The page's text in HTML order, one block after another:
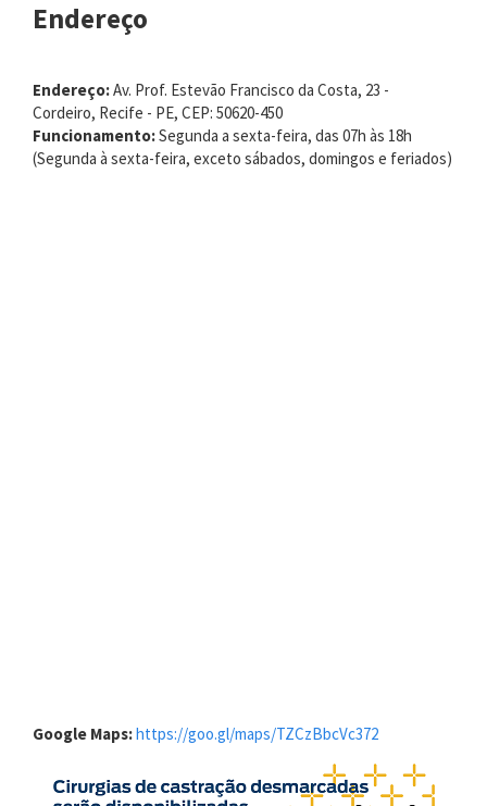
Endereço
Endereço:Av. Prof. Estevão Francisco da Costa, 23 -
Cordeiro, Recife - PE, CEP: 50620-450
Funcionamento:Segunda a sexta-feira, das 07h às 18h
(Segunda à sexta-feira, exceto sábados, domingos e feriados)
Google Maps:https://goo.gl/maps/TZCzBbcVc372